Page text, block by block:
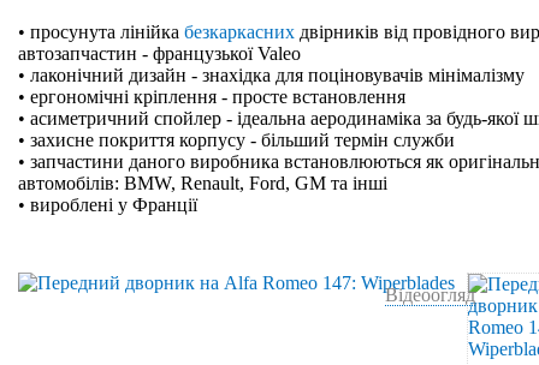
• просунута лінійка безкаркасних двірників від провідного
автозапчастин - французької Valeo
• лаконічний дизайн - знахідка для поціновувачів мінімалізму
• ергономічні кріплення - просте встановлення
• асиметричний спойлер - ідеальна аеродинаміка за будь-якої
• захисне покриття корпусу - більший термін служби
• запчастини даного виробника встановлюються як
автомобілів: BMW, Renault, Ford, GM та інші
• вироблені у Франції
Відеоогляд